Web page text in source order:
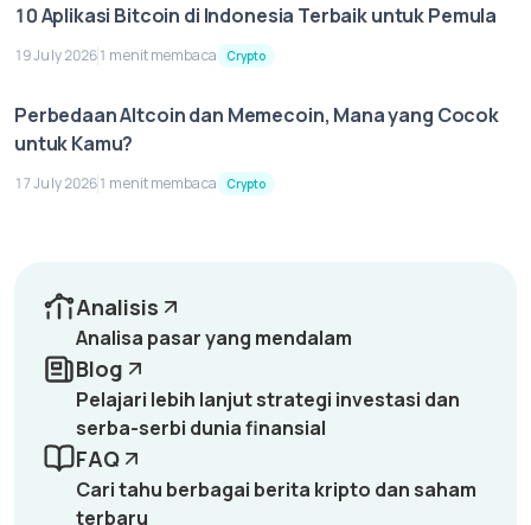
10 Aplikasi Bitcoin di Indonesia Terbaik untuk Pemula
19 July 20261 menit membaca Crypto
Perbedaan Altcoin dan Memecoin, Mana yang Cocok
untuk Kamu?
17 July 20261 menit membaca Crypto
Analisis
Analisa pasar yang mendalam
Blog
Pelajari lebih lanjut strategi investasi dan
serba-serbi dunia finansial
FAQ
Cari tahu berbagai berita kripto dan saham
terbaru